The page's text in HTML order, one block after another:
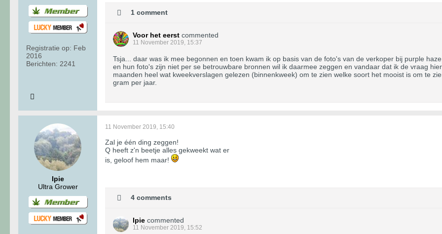
Registratie op: Feb
2016
Berichten: 2241
1 comment
Voor het eerst commented
11 November 2019, 15:37
Tsja... daar was ik mee begonnen en toen kwam ik op basis van de foto's van de verkoper bij purple
en hun foto's zijn niet per se betrouwbare bronnen wil ik daarmee zeggen en vandaar dat ik de vraag
maanden heel wat kweekverslagen gelezen (binnenkweek) om te zien welke soort het mooist is om te
gram per jaar.
Ipie
Ultra Grower
11 November 2019, 15:40
Zal je één ding zeggen!
Q heeft z'n beetje alles gekweekt wat er
is, geloof hem maar!
4 comments
Ipie commented
11 November 2019, 15:52